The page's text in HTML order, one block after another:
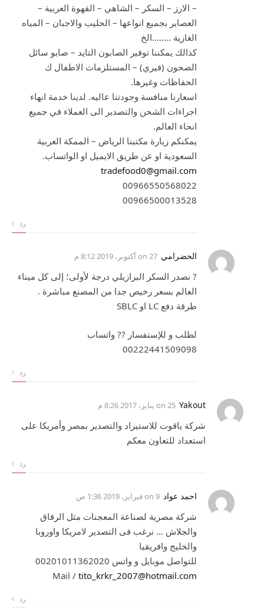
– الارز – السكر – الشاهي – القهوة العربية –
العصاير بجميع انواعها – الحليب والاجبان – المياه
الغازية ……..الخ
كذالك يمكننا توفير الصابون التايد – صابو سائل
الصحون (فيري) – المستلزمات الاطفال ك
الحفاظات وغيرها.
اسعارنا منافسة وجودتنا عاليه. لدينا خدمة انهاء
اجراءات الشحن والتصدير الى العملاء في جميع
انحاء العالم.
يمكنكم زيارة مكتبنا الرياض – الممكة العربية
السعودية او عن طريق الايميل او الواتساب.
tradefood0@gmail.com
00966550568022
00966500013528
رد
الحضرامي 27 أكتوبر، 2019 8:12 م
? نصدر السكر البرازيلي درجة لأولى؛ إلى كل ميناء
العالم بسعر رخيص جدا من المصنع مباشرة .
طرقة دفع LC او SBLC
لطلب و للإستفسار ?? واتساب
00222441509098
رد
Yakout 25 يناير، 2017 8:26 م
شركة ياقوت للاستيراد والتصدير بمصر وأمريكا على
استعداد للتعاون معكم
رد
احمد عواد 9 فبراير، 2019 1:36 ص
شركة مصرية لصناعة المعجنات مثل الرقاق
والجلاش … نرغب فى التصدير لامريكا واوروبا
والخليج وافريقيا
للتواصل موبايل و واتس 00201011362020
Mail / tito_krkr_2007@hotmail.com
رد